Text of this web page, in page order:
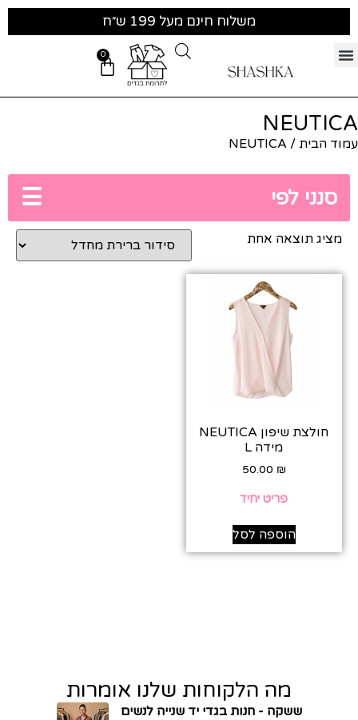
משלוח חינם מעל 199 ש״ח
0
NEUTICA
עמוד הבית / NEUTICA
סנני לפי ☰
מציג תוצאה אחת
חולצת שיפון NEUTICA
מידה L
50.00 ₪
פריט יחיד
הוספה לסל
מה הלקוחות שלנו אומרות
ששקה - חנות בגדי יד שנייה לנשים